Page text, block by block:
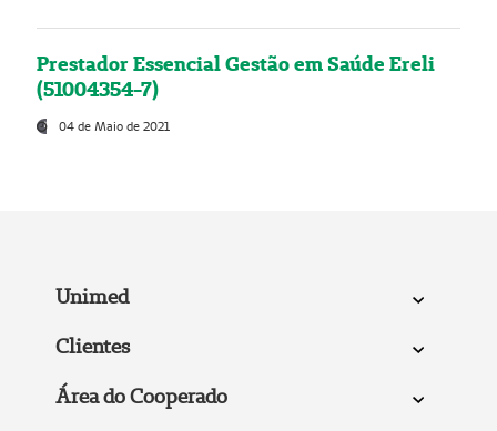
Prestador Essencial Gestão em Saúde Ereli
(51004354-7)
04 de Maio de 2021
Unimed
Clientes
Área do Cooperado